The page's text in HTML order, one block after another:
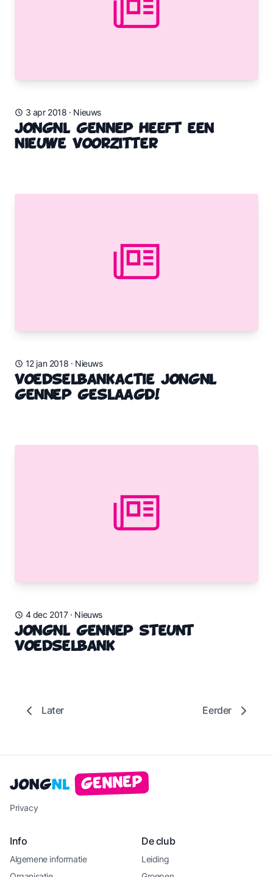
3 apr 2018 · Nieuws
JongNL Gennep heeft een
nieuwe voorzitter
12 jan 2018 · Nieuws
Voedselbankactie JongNL
Gennep geslaagd!
4 dec 2017· Nieuws
JongNL Gennep Steunt
Voedselbank
Later Eerder
JongNL Gennep
Privacy
Info
Algemene informatie
De club
Leiding